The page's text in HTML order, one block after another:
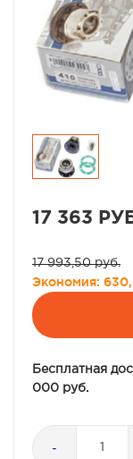
17 363
17 993,50 руб.
Экономия:
Бесплатная
000 руб.
-